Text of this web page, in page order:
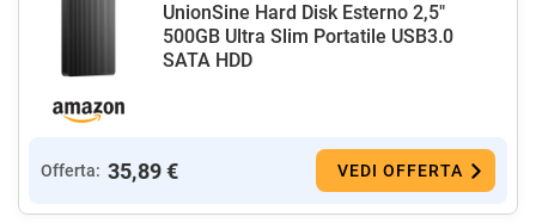
UnionSine Hard Disk Esterno 2,5"
500GB Ultra Slim Portatile USB3.0
SATA HDD
Offerta: 35,89 € VEDI OFFERTA